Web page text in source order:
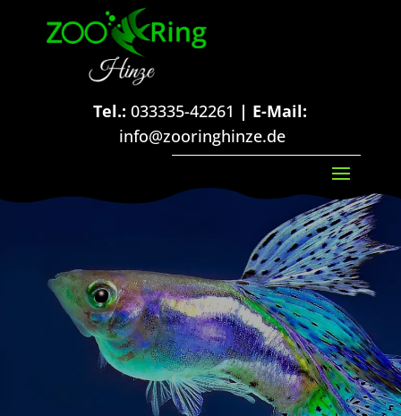
Tel.: 033335-42261 | E-Mail:
info@zooringhinze.de